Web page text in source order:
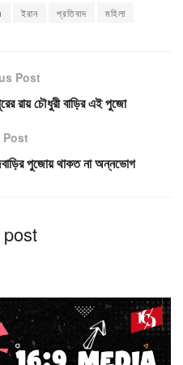
ইরান প্রতিবাদ মহিলা
Post
রায় চৌধুরী বাড়ির এই পুজো
Post
পুজোয় থাকত না অন্নভোগ